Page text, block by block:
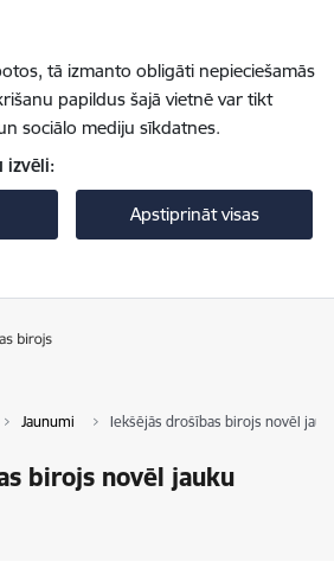
tā izmanto obligāti nepieciešamās
papildus šajā vietnē var tikt
sociālo mediju sīkdatnes.
izvēli:
Apstiprināt visas
Jaunumi Iekšējās drošības birojs novēl
birojs novēl jauku